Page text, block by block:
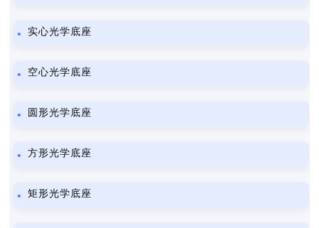
实心光学底座
空心光学底座
圆形光学底座
方形光学底座
矩形光学底座